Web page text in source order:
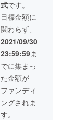
手紙を
お送り
いたし
ます。
す。本
商品を
ご購入
いただ
くこと
で岐阜
県関市
洞戸で
キウイ
の苗木
を１本
植える
ことが
品９玉
をお届
けしま
す。本
商品を
ご購入
いただ
くこと
で岐阜
県関市
洞戸で
キウイ
の苗木
式です。
目標金額に
関わらず、
2021/09/30
23:59:59ま
でに集まっ
た金額が
ファンディ
ングされま
す。